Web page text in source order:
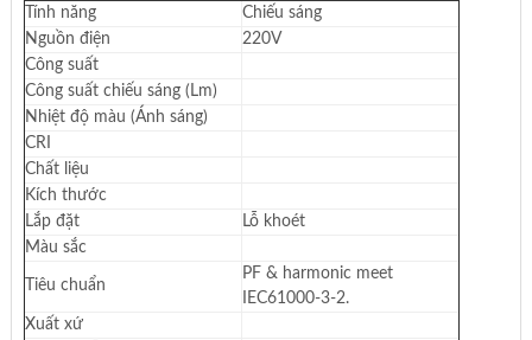
Tính năng
Chiếu sáng
Nguồn điện
220V
Công suất
Công suất chiếu sáng (Lm)
Nhiệt độ màu (Ánh sáng)
CRI
Chất liệu
Kích thước
Lắp đặt
Lỗ khoét
Màu sắc
Tiêu chuẩn
PF & harmonic meet
IEC61000-3-2.
Xuất xứ